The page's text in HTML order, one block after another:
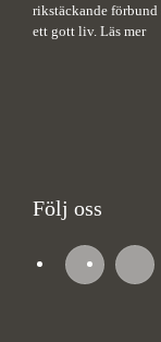
rikstäckande
ett gott liv. Läs mer
Följ oss